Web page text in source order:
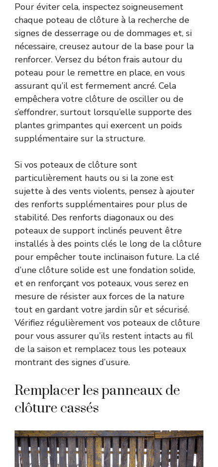
Pour éviter cela, inspectez soigneusement
chaque poteau de clôture à la recherche de
signes de desserrage ou de dommages et, si
nécessaire, creusez autour de la base pour la
renforcer. Versez du béton frais autour du
poteau pour le remettre en place, en vous
assurant qu’il est fermement ancré. Cela
empêchera votre clôture de osciller ou de
s’effondrer, surtout lorsqu’elle supporte des
plantes grimpantes qui exercent un poids
supplémentaire sur la structure.
Si vos poteaux de clôture sont
particulièrement hauts ou si la zone est
sujette à des vents violents, pensez à ajouter
des renforts supplémentaires pour plus de
stabilité. Des renforts diagonaux ou des
poteaux de support inclinés peuvent être
installés à des points clés le long de la clôture
pour empêcher toute inclinaison future. La clé
d’une clôture solide est une fondation solide,
et en renforçant vos poteaux, vous serez en
mesure de résister aux forces de la nature
tout en gardant votre jardin sûr et sécurisé.
Vérifiez régulièrement vos poteaux de clôture
pour vous assurer qu’ils restent intacts au fil
de la saison et remplacez tous les poteaux
montrant des signes d’usure.
Remplacer les panneaux de
clôture cassés